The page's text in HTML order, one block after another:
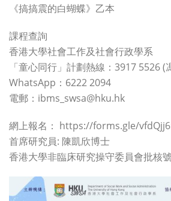
《搞搞震的白蝴蝶》乙本
課程查詢
香港大學社會工作及社會行政學系
「童心同行」計劃熱線：3917 5526 (
WhatsApp：6222 2094
電郵：ibms_swsa@hku.hk
網上報名： https://forms.gle/
首席研究員: 陳凱欣博士
香港大學非臨床研究操守委員會批核